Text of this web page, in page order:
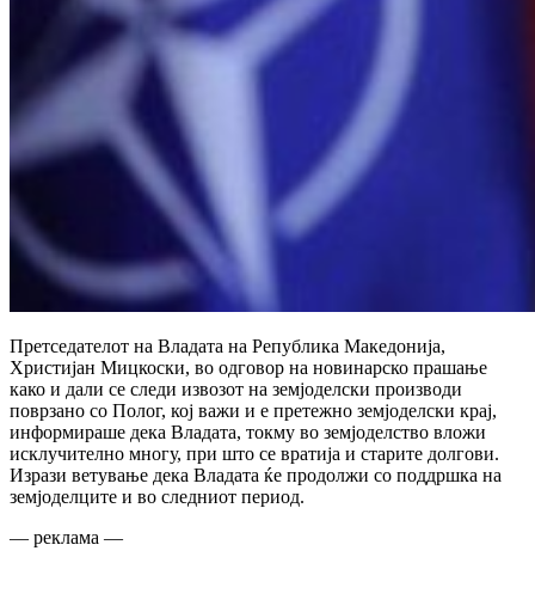
Претседателот на Владата на Република Македонија,
Христијан Мицкоски, во одговор на новинарско прашање
како и дали се следи извозот на земјоделски производи
поврзано со Полог, кој важи и е претежно земјоделски крај,
информираше дека Владата, токму во земјоделство вложи
исклучително многу, при што се вратија и старите долгови.
Изрази ветување дека Владата ќе продолжи со поддршка на
земјоделците и во следниот период.
— реклама —